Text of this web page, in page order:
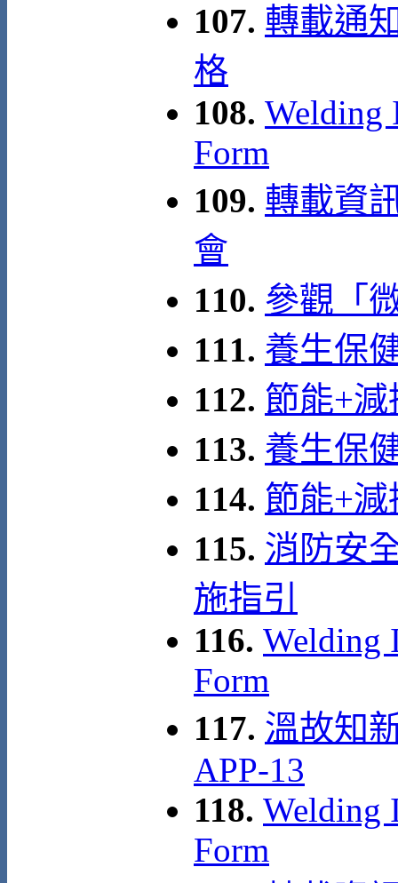
107. 轉載通
格
108. Welding
Form
109. 轉載資
會
110. 參觀「
111. 養生保
112. 節能+
113. 養生保
114. 節能+
115. 消防安
施指引
116. Welding
Form
117. 溫故知
APP-13
118. Welding
Form